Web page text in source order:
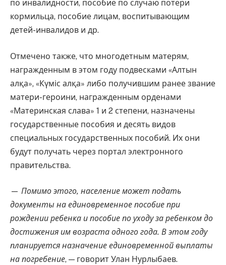
по инвалидности, пособие по случаю потери
кормильца, пособие лицам, воспитывающим
детей-инвалидов и др.
Отмечено также, что многодетным матерям,
награжденным в этом году подвесками «Алтын
алқа», «Күміс алқа» либо получившим ранее звание
матери-героини, награжденным орденами
«Материнская слава» 1 и 2 степени, назначены
государственные пособия и десять видов
специальных государственных пособий. Их они
будут получать через портал электронного
правительства.
— Помимо этого, население может подать
документы на единовременное пособие при
рождении ребенка и пособие по уходу за ребенком до
достижения им возраста одного года. В этом году
планируется назначение единовременной выплаты
на погребение, — говорит Улан Нурлыбаев.